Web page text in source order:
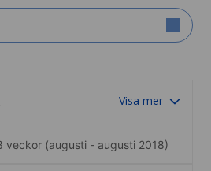
Visa mer
veckor (augusti - augusti 2018)